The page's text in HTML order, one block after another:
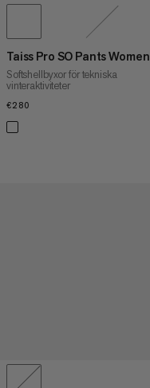
Taiss Pro SO Pants Women
Softshellbyxor för tekniska
vinteraktiviteter
€280